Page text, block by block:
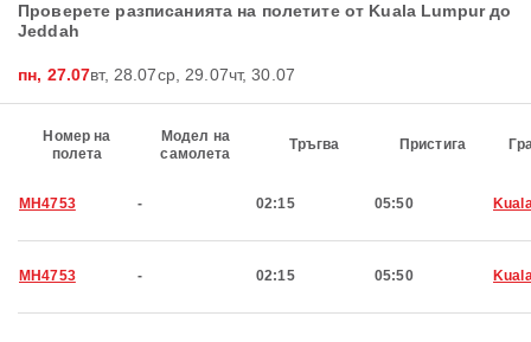
Проверете разписанията на полетите от Kuala Lumpur до
Jeddah
пн, 27.07вт, 28.07ср, 29.07чт, 30.07
Номер на
полета
Модел на
самолета
Тръгва Пристига
MH4753 - 02:15 05:50
MH4753 - 02:15 05:50